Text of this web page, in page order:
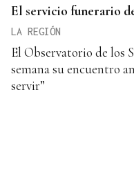
El servicio funerario
LA REGIÓN
El Observatorio de los
semana su encuentro
servir”